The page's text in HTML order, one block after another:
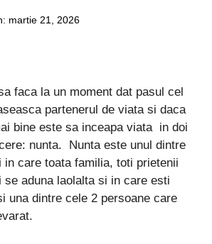
martie 21, 2026
faca la un moment dat pasul cel
partenerul de viata si daca
bine este sa inceapa viata in doi
nunta. Nunta este unul dintre
in care toata familia, toti prietenii
aduna laolalta si in care esti
una dintre cele 2 persoane care